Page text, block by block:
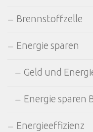
Brennstoffzelle
Energie sparen
Geld und
Energie sparen
Energieeffizienz